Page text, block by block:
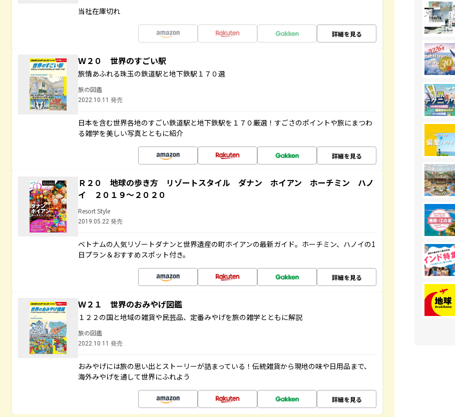
当社在庫切れ
詳細を見る
Ｗ２０ 世界のすごい駅
旅情あふれる珠玉の鉄道駅と地下鉄駅１７０選
旅の図鑑
2022.10.11 発売
日本を含む世界各地のすごい鉄道駅と地下鉄駅を１７０厳選！すごさのポイントや旅にまつわ
る雑学を美しい写真とともに紹介
詳細を見る
Ｒ２０ 地球の歩き方 リゾートスタイル ダナン ホイアン ホーチミン ハノ
イ ２０１９～２０２０
Resort Style
2019.05.22 発売
ベトナムの人気リゾートダナンと世界遺産の町ホイアンの最新ガイド。ホーチミン、ハノイの1
日プラン＆おすすめスポット付き。
詳細を見る
Ｗ２１ 世界のおみやげ図鑑
１２２の国と地域の雑貨や民芸品、定番みやげを旅の雑学とともに解説
旅の図鑑
2022.10.11 発売
おみやげには旅の思い出とストーリーが詰まっている！伝統雑貨から現地の味や日用品まで、
海外みやげを通して世界にふれよう
詳細を見る